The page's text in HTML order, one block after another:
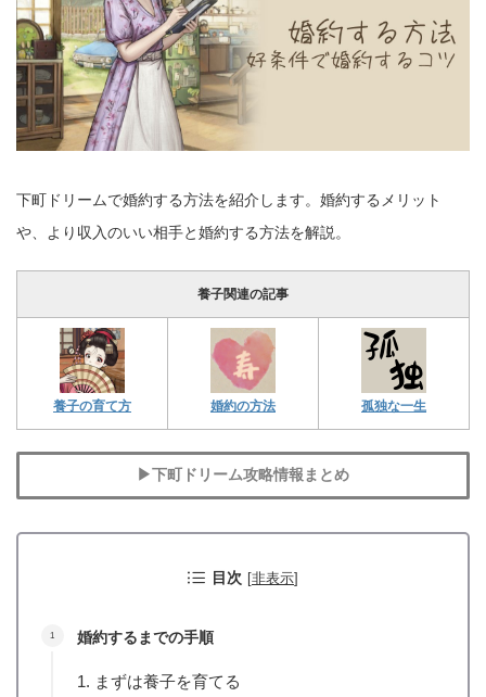
下町ドリームで婚約する方法を紹介します。婚約するメリット
や、より収入のいい相手と婚約する方法を解説。
養子関連の記事
養子の育て方 婚約の方法 孤独な一生
▶下町ドリーム攻略情報まとめ
目次 [非表示]
婚約するまでの手順
まずは養子を育てる